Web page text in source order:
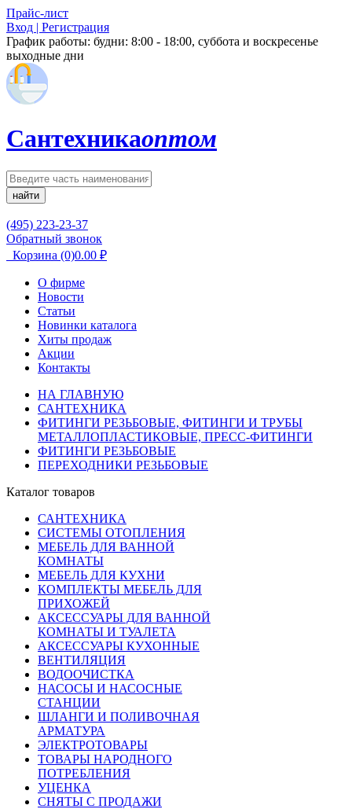
Прайс-лист
Вход | Регистрация
График работы: будни: 8:00 - 18:00, суббота и воскресенье
выходные дни
Сантехникаоптом
найти
(495) 223-23-37
Обратный звонок
Корзина (0)0.00 ₽
О фирме
Новости
Статьи
Новинки каталога
Хиты продаж
Акции
Контакты
НА ГЛАВНУЮ
САНТЕХНИКА
ФИТИНГИ РЕЗЬБОВЫЕ, ФИТИНГИ И ТРУБЫ
МЕТАЛЛОПЛАСТИКОВЫЕ, ПРЕСС-ФИТИНГИ
ФИТИНГИ РЕЗЬБОВЫЕ
ПЕРЕХОДНИКИ РЕЗЬБОВЫЕ
Каталог товаров
САНТЕХНИКА
СИСТЕМЫ ОТОПЛЕНИЯ
МЕБЕЛЬ ДЛЯ ВАННОЙ
КОМНАТЫ
МЕБЕЛЬ ДЛЯ КУХНИ
КОМПЛЕКТЫ МЕБЕЛЬ ДЛЯ
ПРИХОЖЕЙ
АКСЕССУАРЫ ДЛЯ ВАННОЙ
КОМНАТЫ И ТУАЛЕТА
АКСЕССУАРЫ КУХОННЫЕ
ВЕНТИЛЯЦИЯ
ВОДООЧИСТКА
НАСОСЫ И НАСОСНЫЕ
СТАНЦИИ
ШЛАНГИ И ПОЛИВОЧНАЯ
АРМАТУРА
ЭЛЕКТРОТОВАРЫ
ТОВАРЫ НАРОДНОГО
ПОТРЕБЛЕНИЯ
УЦЕНКА
СНЯТЫ С ПРОДАЖИ